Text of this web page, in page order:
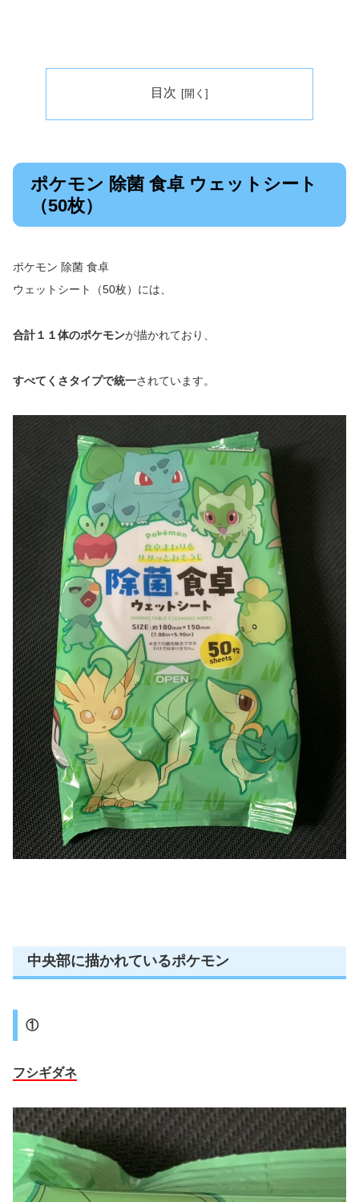
目次
ポケモン 除菌 食卓 ウェットシート
（50枚）
ポケモン 除菌 食卓
ウェットシート（50枚）には、
合計１１体のポケモンが描かれており、
すべてくさタイプで統一されています。
中央部に描かれているポケモン
①
フシギダネ